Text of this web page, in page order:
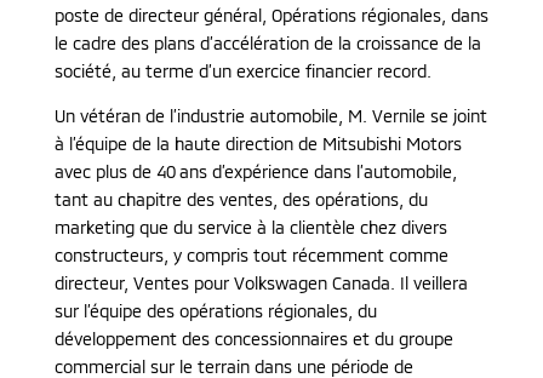
poste de directeur général, Opérations régionales, dans
le cadre des plans d’accélération de la croissance de la
société, au terme d’un exercice financier record.
Un vétéran de l’industrie automobile, M. Vernile se joint
à l’équipe de la haute direction de Mitsubishi Motors
avec plus de 40 ans d’expérience dans l’automobile,
tant au chapitre des ventes, des opérations, du
marketing que du service à la clientèle chez divers
constructeurs, y compris tout récemment comme
directeur, Ventes pour Volkswagen Canada. Il veillera
sur l’équipe des opérations régionales, du
développement des concessionnaires et du groupe
commercial sur le terrain dans une période de